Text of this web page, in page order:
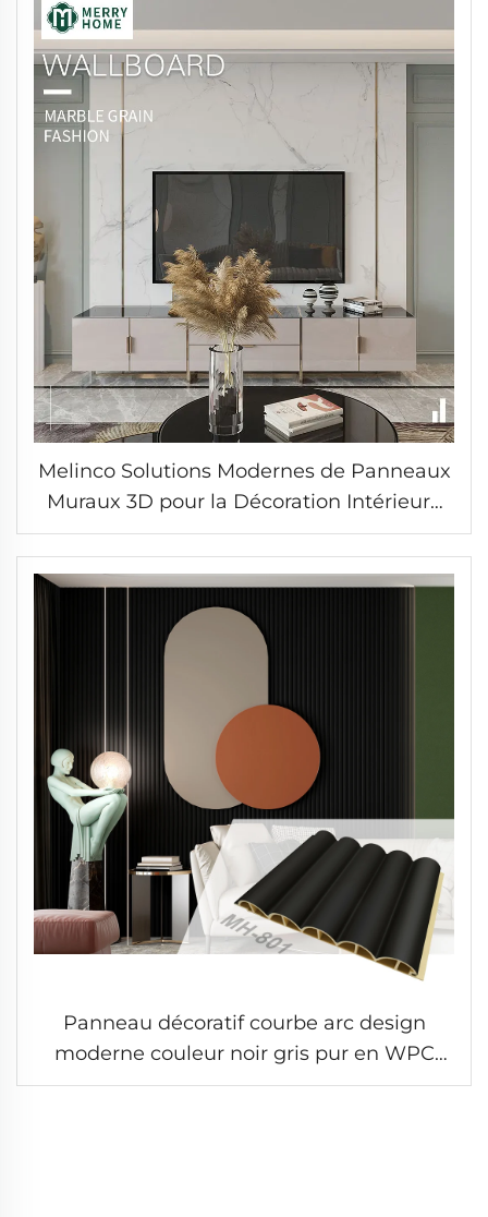
Melinco Solutions Modernes de Panneaux
Muraux 3D pour la Décoration Intérieure
de Villa Hôtelière, Ensemble de Murs en
Plaque de Marbre
Panneau décoratif courbe arc design
moderne couleur noir gris pur en WPC
PVC pour décoration murale intérieure